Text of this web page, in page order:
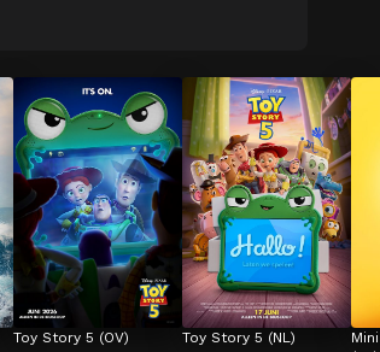
Toy Story 5 (OV) Toy Story 5 (NL)